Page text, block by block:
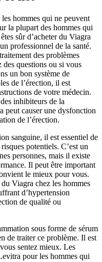
hommes qui ne peuvent
la plupart des hommes qui
sûr d’acheter du Viagra
professionnel de la santé.
des problèmes
des questions ou si vous
un bon système de
de l’érection, il est
de votre médecin.
inhibiteurs de la
peut causer une dysfonction
de l’érection.
sanguine, il est essentiel de
potentiels. C’est un
personnes, mais il existe
Il peut être important
le mieux pour vous.
Viagra chez les hommes
d’hypertension
de qualité ou
sous forme de sérum
de traiter ce problème. Il est
sentez mieux. Les
pour les hommes qui